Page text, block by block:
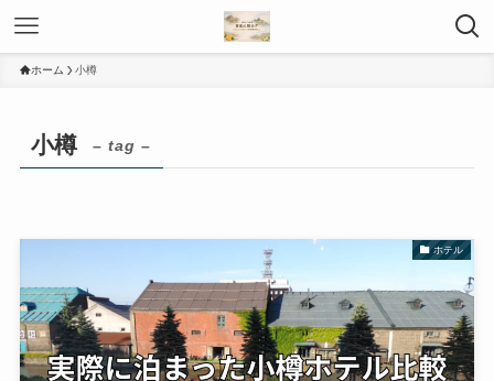
ホーム 小樽
小樽 – tag –
ホテル